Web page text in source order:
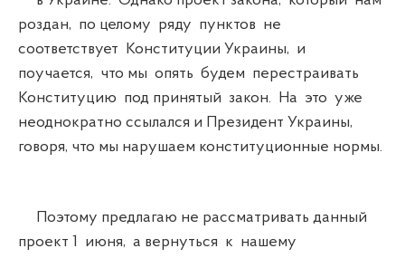
роздан, по целому ряду пунктов не
соответствует Конституции Украины, и
поучается, что мы опять будем перестраивать
Конституцию под принятый закон. На это уже
неоднократно ссылался и Президент Украины,
говоря, что мы нарушаем конституционные нормы.
Поэтому предлагаю не рассматривать данный
проект 1 июня, а вернуться к нашему